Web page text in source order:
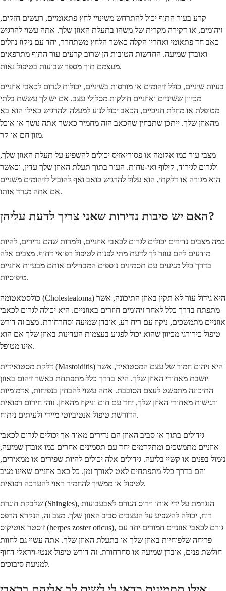
קרע בעור התוף יכול להתרחש משינויי לחץ פתאומיים, רעשים חזקים,
זיהומים, או דקירה מקרית של משהו בתעלת האוזן שלך. אתה עשוי להרגיש
כאב חד פתאומי ואחריו הקלה כאשר הלחץ משתחרר, יחד עם ניקוז נוזלים
ואובדן שמיעה. החדשות הטובות הן שרוב קרעים עור התוף מתרפאים
מעצמם תוך מספר שבועות בטיפול נאות.
בעיות שיניים, כולל זיהומים או מורסות בשיניים, יכולות לגרום לכאבי אוזניים
מכיוון ששיניים ואוזניים חולקות מסלולי עצב. אם יש לך עששת בלתי
מטופלת או מחלת חניכיים, הכאב יכול לנוע למעלה ולהרגיש כאילו הוא בא
מהאוזן שלך. ייתכן שתבחין שהכאב הזה מחמיר כאשר אתה נושך או אוכל
מזון חם או קר.
מצבי עור כמו אקזמה או פסוריאזיס יכולים להשפיע על תעלת האוזן שלך,
ולגרום לגירוד, קילוף ואי-נוחות. העור בתוך תעלת האוזן שלך עדין, וכאשר
הוא מגורה או דלקתי, הוא עלול להרגיש כואב ואף להוביל לזיהומים משניים
אם אתה מגרד אותו.
האם יש סיבות נדירות שאני צריך לדעת עליהן?
כמה מצבים נדירים יכולים לגרום לכאבי אוזניים, ולמרות שהם נדירים, להיות
מודעים להם עוזר לך לדעת מתי לפנות לטיפול רפואי דחוף. מצבים אלה
בדרך כלל מגיעים עם תסמינים נוספים המבדילים אותם מבעיות אוזניים
טיפוסיות.
כולסטאטומה (Cholesteatoma) היא גידול עור לא תקין באוזן התיכונה, אשר
מתפתח בדרך כלל לאחר זיהומים חוזרים באוזניים. היא יכולה לגרום לכאבי
אוזניים מתמשכים, ניקוז עם ריח רע, אובדן שמיעה וסחרחורת. מצב זה דורש
טיפול כירורגי מכיוון שהוא יכול לפגוע בעצמות העדינות באוזן שלך אם הוא
אינו מטופל.
דלקת מסטואידית (Mastoiditis) היא זיהום חמור של עצם המסטואיד, אשר
יושבת מאחורי האוזן שלך. היא בדרך כלל מתפתחת כאשר זיהום באוזן
התיכונה מתפשט לעצם הסובבת. אתה עשוי להבחין בנפיחות, אדמומיות
ורגישות מאחורי האוזן שלך, יחד עם חום וניקוז מהאוזן. זוהי חירום רפואית
הדורשת טיפול אנטיביוטי מיידי ולעיתים ניתוח.
גידולים בתוך או סביב האוזן הם נדירים מאוד אך יכולים לגרום לכאבי
אוזניים מתמשכים ומתקדמים יחד עם תסמינים אחרים כמו אובדן שמיעה,
נימול בפנים או קשיי בליעה. גידולים אלה יכולים להיות שפירים או ממאירים,
והם בדרך כלל מתפתחים לאט לאורך זמן. כל כאב אוזניים שאינו מגיב
לטיפול או ממשיך להחמיר ראוי להערכה רפואית.
שלבקת חוגרת (Shingles), הנגרמת על ידי אותו וירוס הגורם לאבעבועות
רוח, יכולה להשפיע על העצבים סביב האוזן שלך. מצב זה, הנקרא הרפס
זוסטר אוטיקוס (herpes zoster oticus), גורם לכאבי אוזניים חמורים יחד עם
פריחה שלפוחיות באוזן שלך או בתעלת האוזן שלך. אתה עשוי גם לחוות
חולשת פנים, אובדן שמיעה או סחרחורת. זה דורש טיפול אנטי-ויראלי דחוף
למניעת סיבוכים.